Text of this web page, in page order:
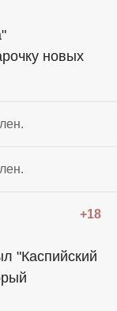
новых
+18
"Каспийский